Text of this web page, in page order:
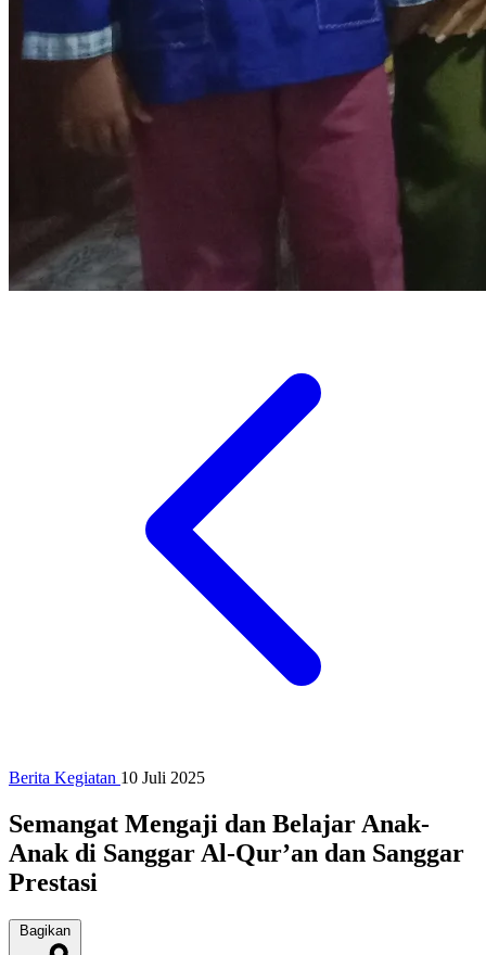
Berita Kegiatan 10 Juli 2025
Semangat Mengaji dan Belajar Anak-
Anak di Sanggar Al-Qur’an dan Sanggar
Prestasi
Bagikan